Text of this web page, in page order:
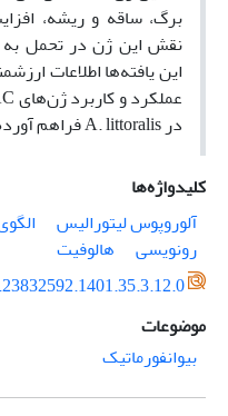
برگ، ساقه و ریشه،
نقش این ژن در تحمل
این یافته‌ها اطلاعات
در A. littoralis فراهم آورده است.
کلیدواژه‌ها
آلوروپوس لیتورالیس
رونویسی
هالوفیت
موضوعات
بیوانفورماتیک